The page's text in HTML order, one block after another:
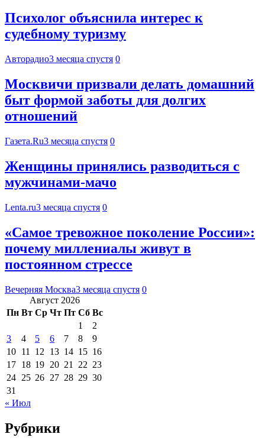
Психолог объяснила интерес к
судебному туризму
Авторадио3 месяца спустя 0
Москвичи призвали делать домашний
быт формой заботы для долгих
отношений
Газета.Ru3 месяца спустя 0
Женщины принялись разводиться с
мужчинами-мачо
Lenta.ru3 месяца спустя 0
«Самое тревожное поколение России»:
почему миллениалы живут в
постоянном стрессе
Вечерняя Москва3 месяца спустя 0
Август 2026
Пн Вт Ср Чт Пт Сб Вс
1
2
3
4 5 6 7 8
9
10 11 12 13 14 15 16
17 18 19 20 21 22 23
24 25 26 27 28 29 30
31
« Июл
Рубрики